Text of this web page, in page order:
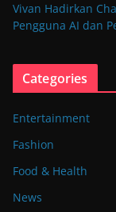
Vivan Hadirkan
Pengguna AI dan
Categories
Entertainment
Fashion
Food & Health
News